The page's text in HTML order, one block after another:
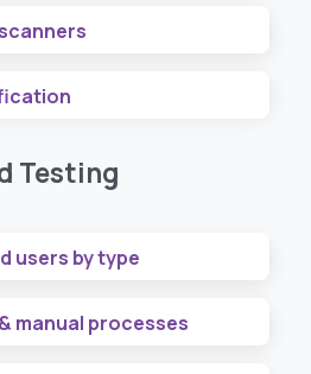
Testing
users by type
manual processes